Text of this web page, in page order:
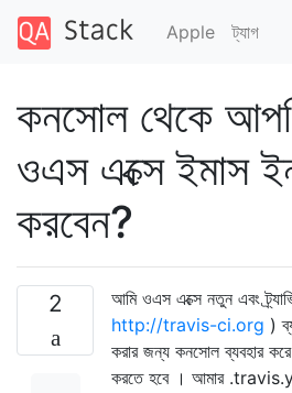
Apple ট্যাগ
কনসোল থেকে
ওএস এক্সে ইমাস
করবেন?
2
আমি ওএস এক্সে নতুন এবং
http://travis-ci.org )
করার জন্য কনসোল ব্যবহার
করতে হবে । আমার